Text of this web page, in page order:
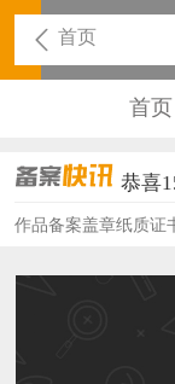
首页
首页
恭喜
恭喜
恭喜
恭
恭
作品备案盖章纸质证